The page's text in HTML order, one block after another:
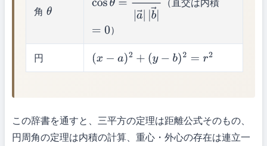
角 θ
cos θ=a→⋅b→|a→||b→|
（直交は内積
=0 ）
円 (x−a) 2+(y−b)2 =r 2
この辞書を通すと、三平方の定理は距離公式そのもの、
円周角の定理は内積の計算、重心・外心の存在は連立一